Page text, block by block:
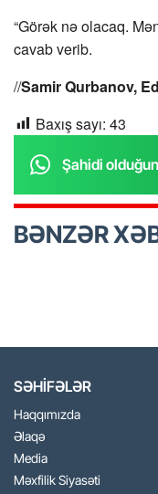
“Görək nə olacaq.
cavab verib.
//Samir Qurbanov,
Baxış sayı: 43
Şahidi
BƏNZƏR
SƏHİFƏLƏR
Haqqımızda
Əlaqə
Media
Məxfilik Siyasəti